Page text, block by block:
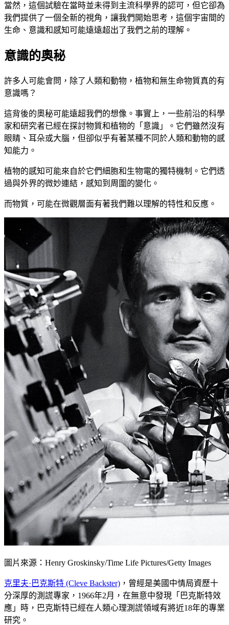
當然，這個試驗在當時並未得到主流科學界的認可，但它卻為
我們提供了一個全新的視角，讓我們開始思考，這個宇宙間的
生命、意識和感知可能遠遠超出了我們之前的理解。
意識的奧秘
許多人可能會問，除了人類和動物，植物和無生命物質真的有
意識嗎？
這背後的奧秘可能遠超我們的想像。事實上，一些前沿的科學
家和研究者已經在探討物質和植物的「意識」。它們雖然沒有
眼睛、耳朵或大腦，但卻似乎有著某種不同於人類和動物的感
知能力。
植物的感知可能來自於它們細胞和生物電的獨特機制。它們透
過與外界的微妙連結，感知到周圍的變化。
而物質，可能在微觀層面有著我們難以理解的特性和反應。
圖片來源：Henry Groskinsky/Time Life Pictures/Getty Images
克里夫·巴克斯特 (Cleve Backster) ，曾經是美國中情局資歷十
分深厚的測謊專家，1966年2月，在無意中發現「巴克斯特效
應」時，巴克斯特已經在人類心理測謊領域有將近18年的專業
研究。